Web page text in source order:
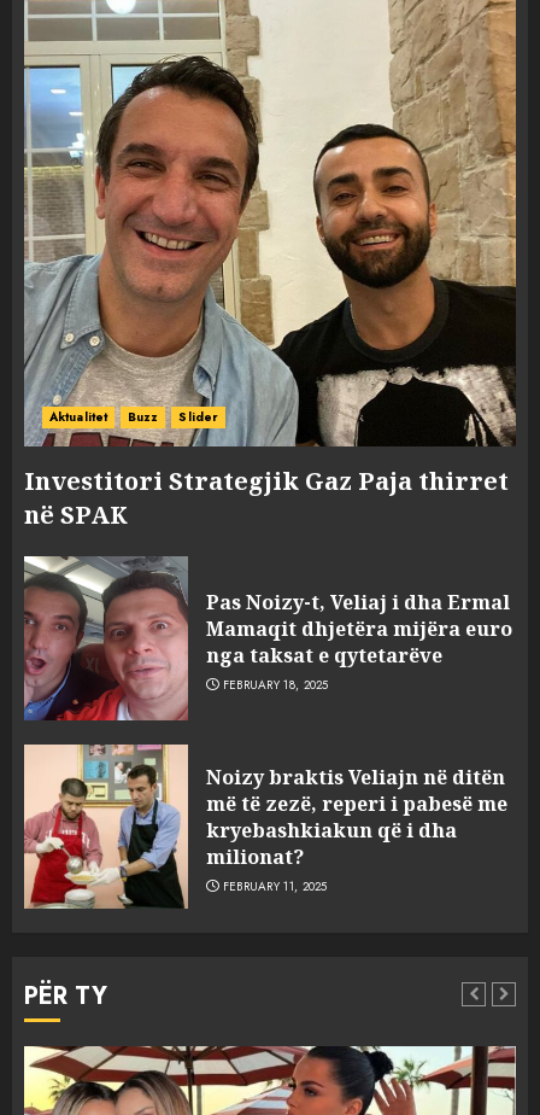
Aktualitet Buzz Slider
Investitori Strategjik Gaz Paja thirret
në SPAK
Pas Noizy-t, Veliaj i dha Ermal
Mamaqit dhjetëra mijëra euro
nga taksat e qytetarëve
FEBRUARY 18, 2025
Noizy braktis Veliajn në ditën
më të zezë, reperi i pabesë me
kryebashkiakun që i dha
milionat?
FEBRUARY 11, 2025
PËR TY
3
sulmuan “One Albania”,
ngjarja u fsheh. A u vodhën
serverat?
MARCH 25, 2025
4 MARCH 25, 2025